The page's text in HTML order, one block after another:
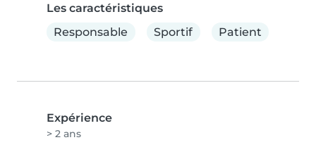
Les caractéristiques
Responsable
Sportif Patient
Expérience
> 2 ans